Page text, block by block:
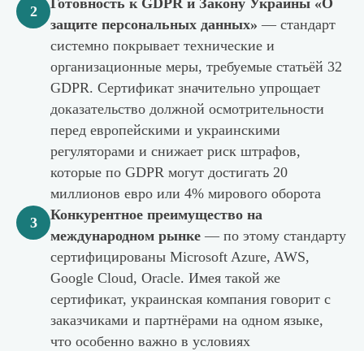
2
Готовность к GDPR и Закону Украины «О
защите персональных данных» — стандарт
системно покрывает технические и
организационные меры, требуемые статьёй 32
GDPR. Сертификат значительно упрощает
доказательство должной осмотрительности
перед европейскими и украинскими
регуляторами и снижает риск штрафов,
которые по GDPR могут достигать 20
миллионов евро или 4% мирового оборота
3
Конкурентное преимущество на
международном рынке — по этому стандарту
сертифицированы Microsoft Azure, AWS,
Google Cloud, Oracle. Имея такой же
сертификат, украинская компания говорит с
заказчиками и партнёрами на одном языке,
что особенно важно в условиях